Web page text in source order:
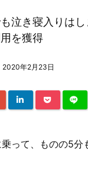
泣き寝入りは
を獲得
2020年2月23日
って、ものの5分